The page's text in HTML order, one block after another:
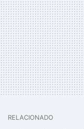
RELACIONADO